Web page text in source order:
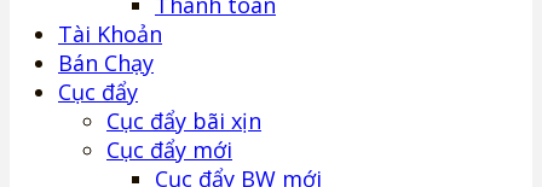
Tài Khoản
Bán Chạy
Cục đẩy
Cục đẩy bãi xịn
Cục đẩy mới
Cục đẩy BW mới